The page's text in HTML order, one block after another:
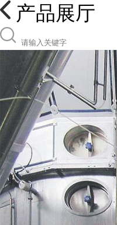
产品展厅